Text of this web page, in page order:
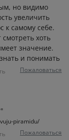
но видимо
увеличить
к самому себе.
смотреть хоть
значение.
и понимать
Пожаловаться
piramidu/
Пожаловаться